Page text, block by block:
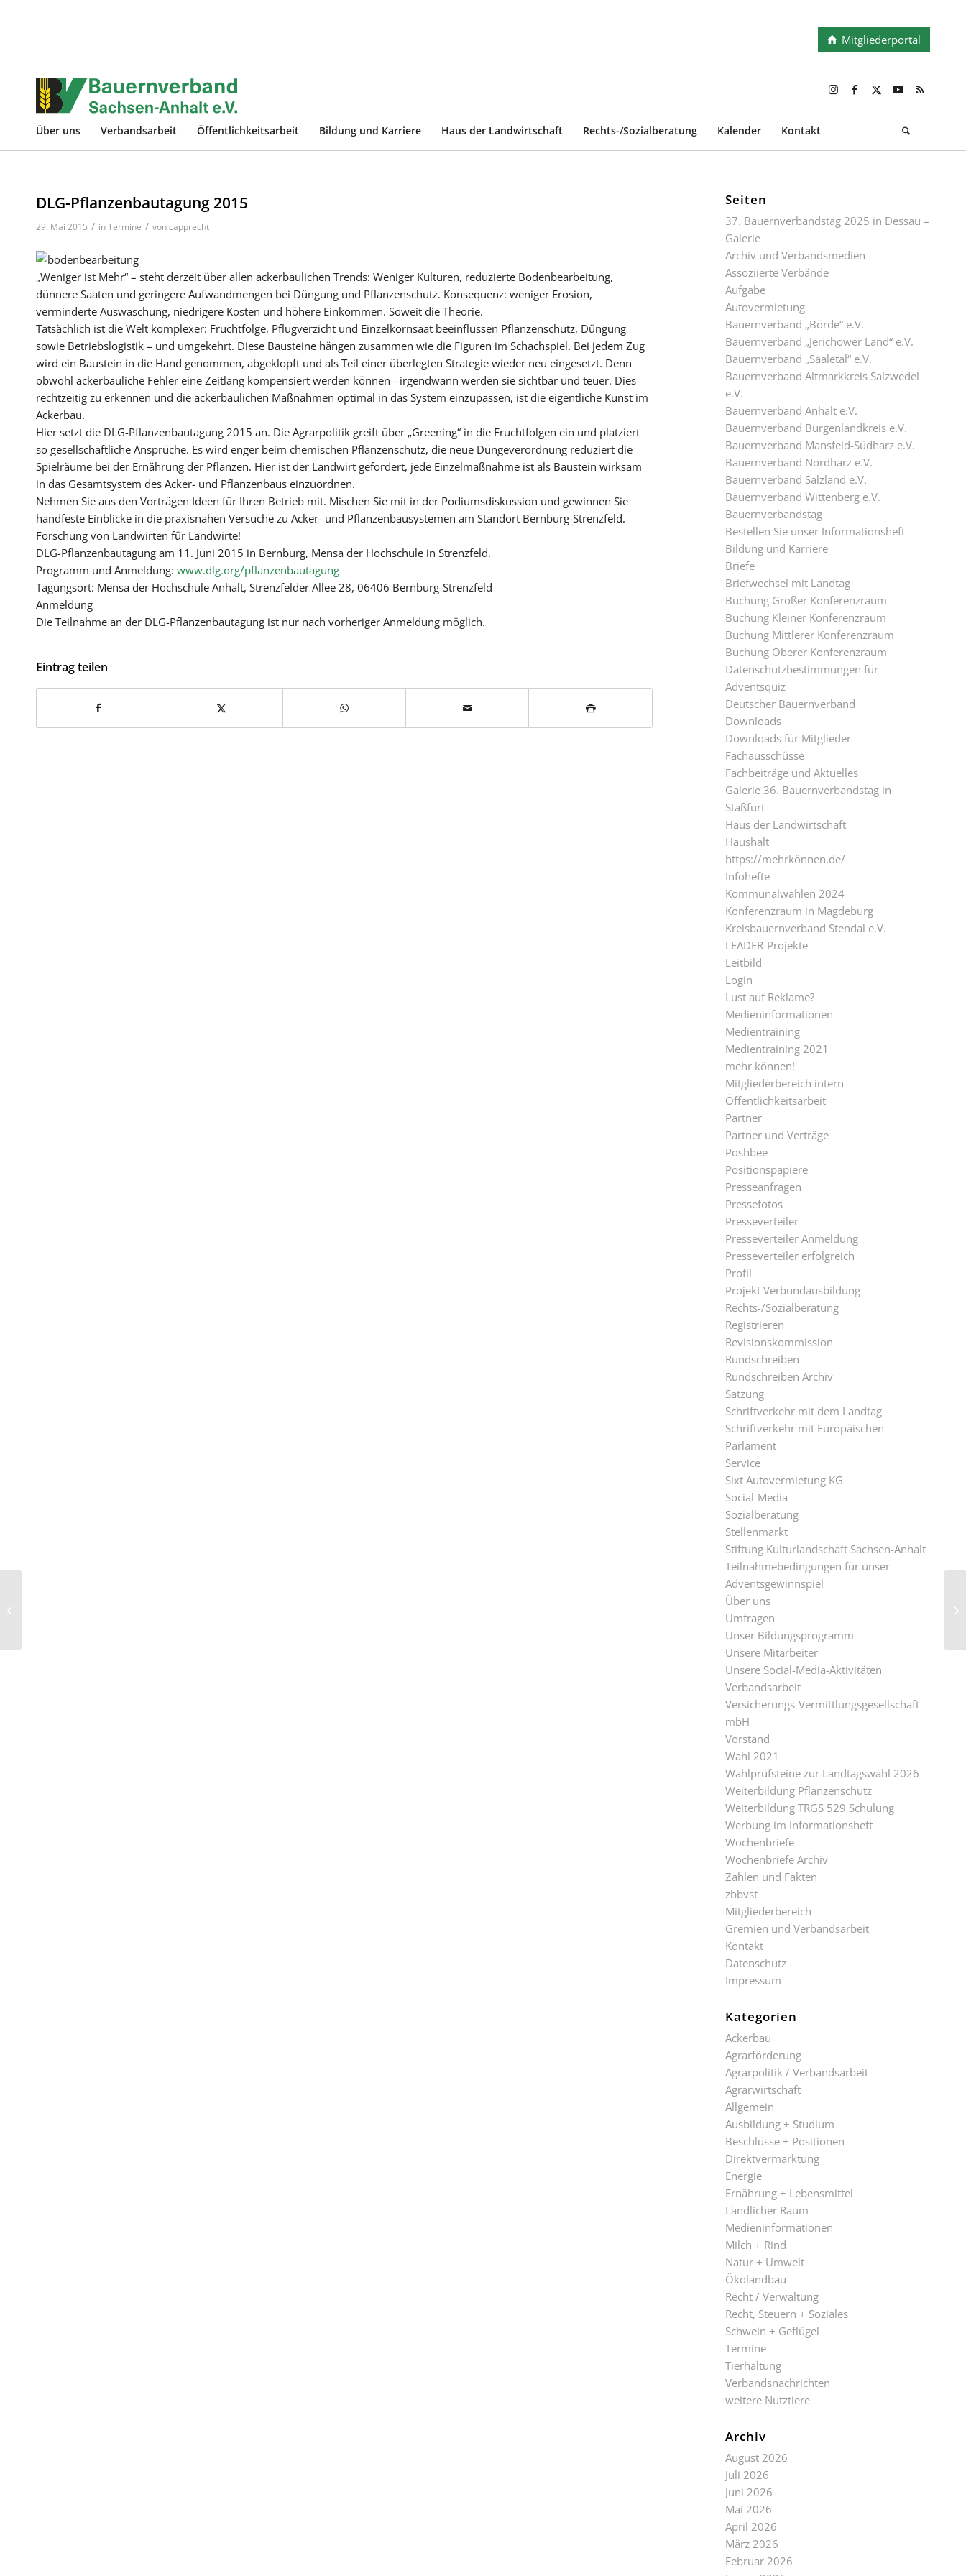
Mitgliederportal
Über uns Verbandsarbeit Öffentlichkeitsarbeit Bildung und Karriere Haus der Landwirtschaft Rechts-/Sozialberatung Kalender Kontakt
DLG-Pflanzenbautagung 2015
29. Mai 2015 / inTermine / voncapprecht
„Weniger ist Mehr“ – steht derzeit über allen ackerbaulichen Trends: Weniger Kulturen, reduzierte Bodenbearbeitung,
dünnere Saaten und geringere Aufwandmengen bei Düngung und Pflanzenschutz. Konsequenz: weniger Erosion,
verminderte Auswaschung, niedrigere Kosten und höhere Einkommen. Soweit die Theorie.
Tatsächlich ist die Welt komplexer: Fruchtfolge, Pflugverzicht und Einzelkornsaat beeinflussen Pflanzenschutz, Düngung
sowie Betriebslogistik – und umgekehrt. Diese Bausteine hängen zusammen wie die Figuren im Schachspiel. Bei jedem Zug
wird ein Baustein in die Hand genommen, abgeklopft und als Teil einer überlegten Strategie wieder neu eingesetzt. Denn
obwohl ackerbauliche Fehler eine Zeitlang kompensiert werden können - irgendwann werden sie sichtbar und teuer. Dies
rechtzeitig zu erkennen und die ackerbaulichen Maßnahmen optimal in das System einzupassen, ist die eigentliche Kunst im
Ackerbau.
Hier setzt die DLG-Pflanzenbautagung 2015 an. Die Agrarpolitik greift über „Greening“ in die Fruchtfolgen ein und platziert
so gesellschaftliche Ansprüche. Es wird enger beim chemischen Pflanzenschutz, die neue Düngeverordnung reduziert die
Spielräume bei der Ernährung der Pflanzen. Hier ist der Landwirt gefordert, jede Einzelmaßnahme ist als Baustein wirksam
in das Gesamtsystem des Acker- und Pflanzenbaus einzuordnen.
Nehmen Sie aus den Vorträgen Ideen für Ihren Betrieb mit. Mischen Sie mit in der Podiumsdiskussion und gewinnen Sie
handfeste Einblicke in die praxisnahen Versuche zu Acker- und Pflanzenbausystemen am Standort Bernburg-Strenzfeld.
Forschung von Landwirten für Landwirte!
DLG-Pflanzenbautagung am 11. Juni 2015 in Bernburg, Mensa der Hochschule in Strenzfeld.
Programm und Anmeldung: www.dlg.org/pflanzenbautagung
Tagungsort: Mensa der Hochschule Anhalt, Strenzfelder Allee 28, 06406 Bernburg-Strenzfeld
Anmeldung
Die Teilnahme an der DLG-Pflanzenbautagung ist nur nach vorheriger Anmeldung möglich.
Eintrag teilen
Seiten
37. Bauernverbandstag 2025 in Dessau –
Galerie
Archiv und Verbandsmedien
Assoziierte Verbände
Aufgabe
Autovermietung
Bauernverband „Börde“ e.V.
Bauernverband „Jerichower Land“ e.V.
Bauernverband „Saaletal“ e.V.
Bauernverband Altmarkkreis Salzwedel
e.V.
Bauernverband Anhalt e.V.
Bauernverband Burgenlandkreis e.V.
Bauernverband Mansfeld-Südharz e.V.
Bauernverband Nordharz e.V.
Bauernverband Salzland e.V.
Bauernverband Wittenberg e.V.
Bauernverbandstag
Bestellen Sie unser Informationsheft
Bildung und Karriere
Briefe
Briefwechsel mit Landtag
Buchung Großer Konferenzraum
Buchung Kleiner Konferenzraum
Buchung Mittlerer Konferenzraum
Buchung Oberer Konferenzraum
Datenschutzbestimmungen für
Adventsquiz
Deutscher Bauernverband
Downloads
Downloads für Mitglieder
Fachausschüsse
Fachbeiträge und Aktuelles
Galerie 36. Bauernverbandstag in
Staßfurt
Haus der Landwirtschaft
Haushalt
https://mehrkönnen.de/
Infohefte
Kommunalwahlen 2024
Konferenzraum in Magdeburg
Kreisbauernverband Stendal e.V.
LEADER-Projekte
Leitbild
Login
Lust auf Reklame?
Medieninformationen
Medientraining
Medientraining 2021
mehr können!
Mitgliederbereich intern
Öffentlichkeitsarbeit
Partner
Partner und Verträge
Poshbee
Positionspapiere
Presseanfragen
Pressefotos
Presseverteiler
Presseverteiler Anmeldung
Presseverteiler erfolgreich
Profil
Projekt Verbundausbildung
Rechts-/Sozialberatung
Registrieren
Revisionskommission
Rundschreiben
Rundschreiben Archiv
Satzung
Schriftverkehr mit dem Landtag
Schriftverkehr mit Europäischen
Parlament
Service
Sixt Autovermietung KG
Social-Media
Sozialberatung
Stellenmarkt
Stiftung Kulturlandschaft Sachsen-Anhalt
Teilnahmebedingungen für unser
Adventsgewinnspiel
Über uns
Umfragen
Unser Bildungsprogramm
Unsere Mitarbeiter
Unsere Social-Media-Aktivitäten
Verbandsarbeit
Versicherungs-Vermittlungsgesellschaft
mbH
Vorstand
Wahl 2021
Wahlprüfsteine zur Landtagswahl 2026
Weiterbildung Pflanzenschutz
Weiterbildung TRGS 529 Schulung
Werbung im Informationsheft
Wochenbriefe
Wochenbriefe Archiv
Zahlen und Fakten
zbbvst
Mitgliederbereich
Gremien und Verbandsarbeit
Kontakt
Datenschutz
Impressum
Kategorien
Ackerbau
Agrarförderung
Agrarpolitik / Verbandsarbeit
Agrarwirtschaft
Allgemein
Ausbildung + Studium
Beschlüsse + Positionen
Direktvermarktung
Energie
Ernährung + Lebensmittel
Ländlicher Raum
Medieninformationen
Milch + Rind
Natur + Umwelt
Ökolandbau
Recht / Verwaltung
Recht, Steuern + Soziales
Schwein + Geflügel
Termine
Tierhaltung
Verbandsnachrichten
weitere Nutztiere
Archiv
August 2026
Juli 2026
Juni 2026
Mai 2026
April 2026
März 2026
Februar 2026